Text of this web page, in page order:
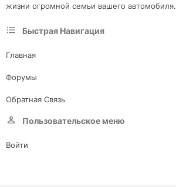
жизни огромной семьи вашего автомобиля.
Быстрая Навигация
Главная
Форумы
Обратная Связь
Пользовательское меню
Войти